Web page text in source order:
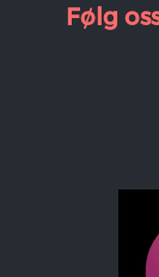
Følg